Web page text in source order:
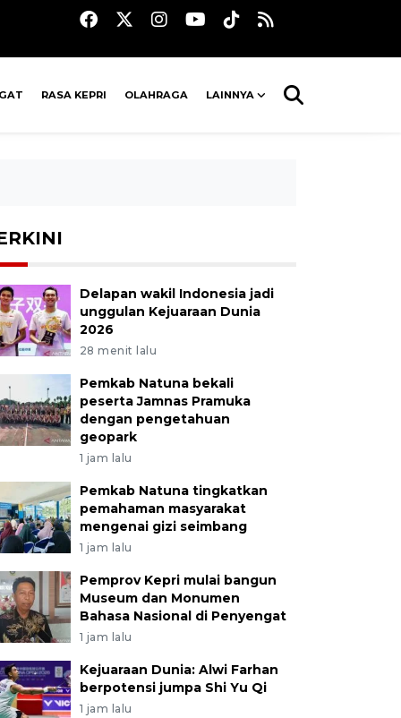
RASA KEPRI OLAHRAGA LAINNYA
Delapan wakil Indonesia jadi
unggulan Kejuaraan Dunia
2026
28 menit lalu
Pemkab Natuna bekali
peserta Jamnas Pramuka
dengan pengetahuan
geopark
1 jam lalu
Pemkab Natuna tingkatkan
pemahaman masyarakat
mengenai gizi seimbang
1 jam lalu
Pemprov Kepri mulai bangun
Museum dan Monumen
Bahasa Nasional di Penyengat
1 jam lalu
Kejuaraan Dunia: Alwi Farhan
berpotensi jumpa Shi Yu Qi
1 jam lalu